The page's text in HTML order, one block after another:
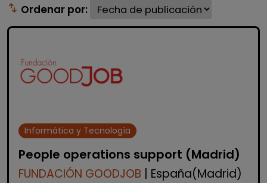
swap_vert Ordenar por:
Informática y Tecnología
People operations support (Madrid)
FUNDACIÓN GOODJOB | España(Madrid)